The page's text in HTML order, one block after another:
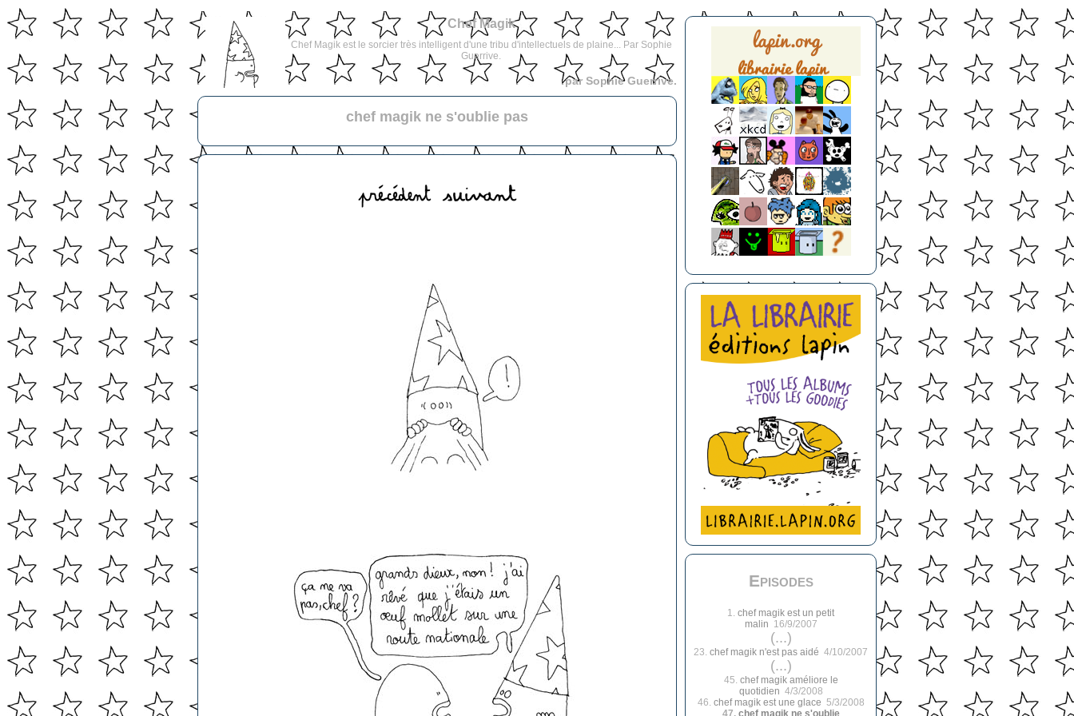
Chef Magik
Chef Magik est le sorcier très intelligent d'une tribu d'intellectuels de plaine... Par Sophie
Guerrive.
par Sophie Guerrive.
chef magik ne s'oublie pas
Episodes
1. chef magik est un petit
malin 16/9/2007
(...)
23. chef magik n'est pas aidé 4/10/2007
(...)
45. chef magik améliore le
quotidien 4/3/2008
46. chef magik est une glace 5/3/2008
47. chef magik ne s'oublie